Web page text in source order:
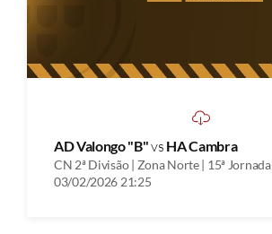
AD Valongo "B"vs HA Cambra
CN 2ª Divisão | Zona Norte | 15ª Jornada
03/02/2026 21:25